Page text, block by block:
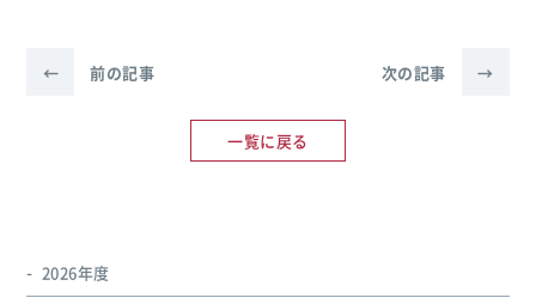
← 前の記事
一覧に戻る
次の記事 →
2026年度